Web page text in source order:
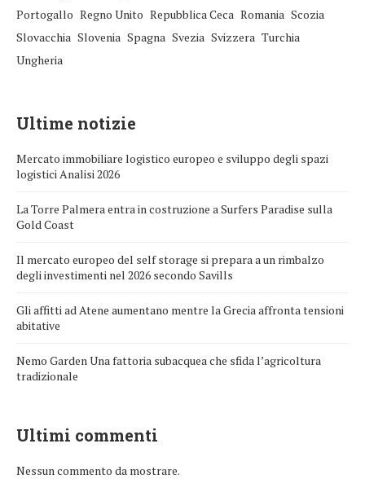
Portogallo Regno Unito Repubblica Ceca Romania Scozia
Slovacchia Slovenia Spagna Svezia Svizzera Turchia
Ungheria
Ultime notizie
Mercato immobiliare logistico europeo e sviluppo degli spazi
logistici Analisi 2026
La Torre Palmera entra in costruzione a Surfers Paradise sulla
Gold Coast
Il mercato europeo del self storage si prepara a un rimbalzo
degli investimenti nel 2026 secondo Savills
Gli affitti ad Atene aumentano mentre la Grecia affronta tensioni
abitative
Nemo Garden Una fattoria subacquea che sfida l’agricoltura
tradizionale
Ultimi commenti
Nessun commento da mostrare.